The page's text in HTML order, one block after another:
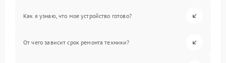
Как я узнаю, что мое устройство готово?
От чего зависит срок ремонта техники?